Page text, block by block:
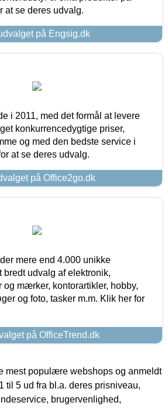
at se deres udvalg.
på Engsig.dk
i 2011, med det formål at levere
konkurrencedygtige priser,
og med den bedste service i
at se deres udvalg.
på Office2go.dk
mere end 4.000 unikke
bredt udvalg af elektronik,
og mærker, kontorartikler, hobby,
og foto, tasker m.m. Klik her for
på OfficeTrend.dk
mest populære webshops og anmeldt
til 5 ud fra bl.a. deres prisniveau,
brugervenlighed,